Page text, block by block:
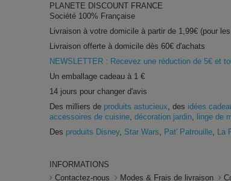
PLANETE DISCOUNT FRANCE
Société 100% Française
Livraison à votre domicile à partir de 1,99€ (pour
Livraison offerte à domicile dès 60€ d'achats
NEWSLETTER : Recevez une réduction de 5€ et
Un emballage cadeau à 1 €
14 jours pour changer d'avis
Des milliers de produits astucieux , des idées
accessoires de cuisine ,décoration jardin linge de
Des produits Disney, Star Wars Pat' Patrouille La
INFORMATIONS
Contactez-nous
Modes & Frais de livraison